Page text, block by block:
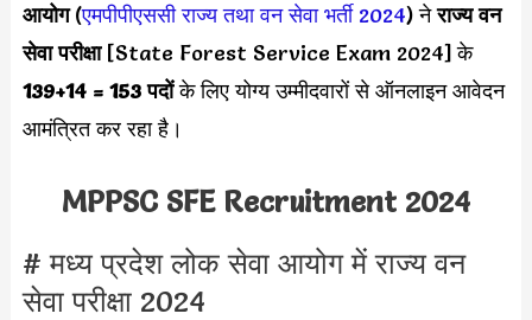
आयोग(एमपीपीएससी राज्य तथा वन सेवा भर्ती 2024) नेराज्य वन
सेवा परीक्षा[State Forest Service Exam 2024] के
139+14 = 153 पदोंके लिए योग्य उम्मीदवारों से ऑनलाइन आवेदन
आमंत्रित कर रहा है।
MPPSC SFE Recruitment 2024
# मध्य प्रदेश लोक सेवा आयोग में राज्य वन
सेवा परीक्षा 2024